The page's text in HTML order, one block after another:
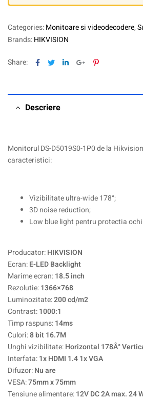
Categories:Monitoare si videodecodere,
Brands:HIKVISION
Share: Facebook
TwitterLinkedinGoogle+Pinterest
Descriere
Monitorul DS-D5019S0-1P0 de la
caracteristici:
Vizibilitate ultra-wide 178°;
3D noise reduction;
Low blue light pentru protectia
Producator:HIKVISION
Ecran:E-LED Backlight
Marime ecran:18.5 inch
Rezolutie:1366×768
Luminozitate:200 cd/m2
Contrast:1000:1
Timp raspuns:14ms
Culori:8 bit 16.7M
Unghi vizibilitate:Horizontal 178Â°
Interfata:1x HDMI 1.4 1x VGA
Difuzor:Nu are
VESA:75mm x 75mm
Tensiune alimentare:12V DC 2A max. 24